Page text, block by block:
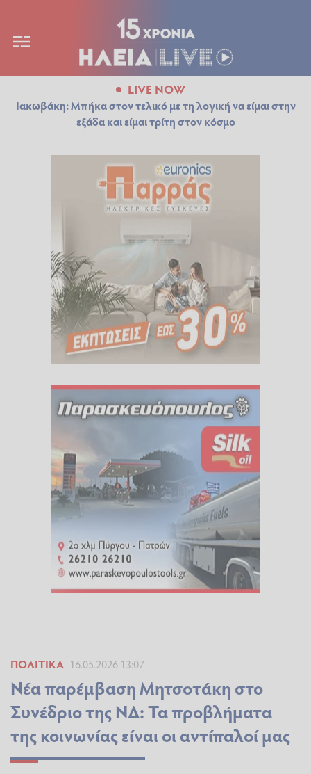
LIVE NOW
Ιακωβάκη: Μπήκα στον τελικό με τη λογική να είμαι στην
εξάδα και είμαι τρίτη στον κόσμο
ΠΟΛΙΤΙΚΆ 16.05.2026 13:07
Νέα παρέμβαση Μητσοτάκη στο
Συνέδριο της ΝΔ: Τα προβλήματα
της κοινωνίας είναι οι αντίπαλοί μας